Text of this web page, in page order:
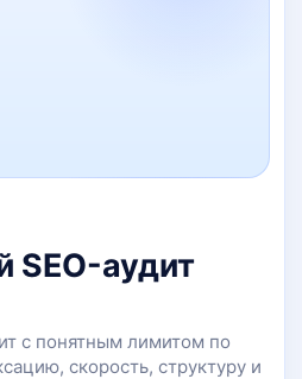
SEO-аудит
с понятным лимитом по
скорость, структуру и